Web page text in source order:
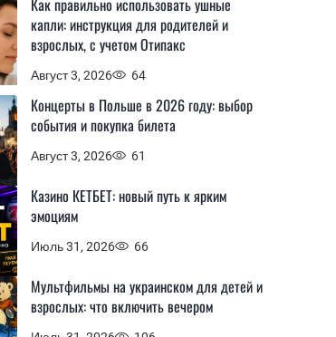
Август 3, 2026 64
Как правильно использовать ушные
капли: инструкция для родителей и
взрослых, с учетом Отипакс
Август 3, 2026 61
Концерты в Польше в 2026 году: выбор
события и покупка билета
Июль 31, 2026 66
Казино КЕТБЕТ: новый путь к ярким
эмоциям
Мультфильмы на украинском для детей и
взрослых: что включить вечером